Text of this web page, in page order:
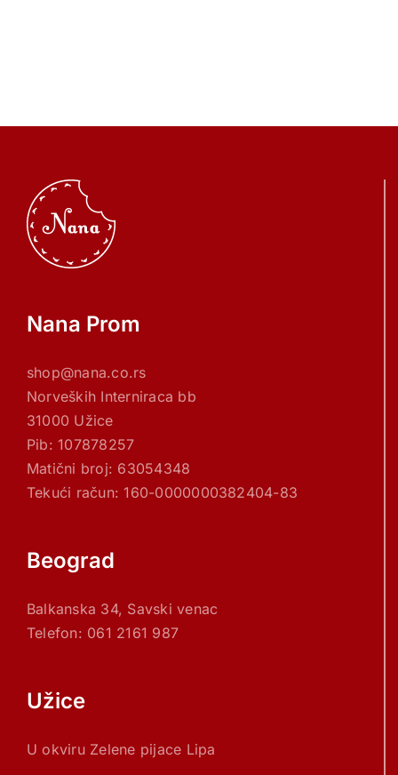
Nana Prom
shop@nana.co.rs
Norveških Interniraca bb
31000 Užice
Pib: 107878257
Matični broj: 63054348
Tekući račun: 160-0000000382404-83
Beograd
Balkanska 34, Savski venac
Telefon: 061 2161 987
Užice
U okviru Zelene pijace Lipa